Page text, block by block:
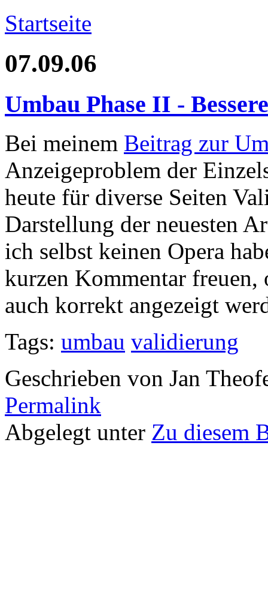
Startseite
07.09.06
Umbau Phase II -
Bei meinem Beitrag zur
Anzeigeproblem der
heute für diverse Seiten
Darstellung der neuesten
ich selbst keinen Opera
kurzen Kommentar
auch korrekt angezeigt
Tags: umbau validierung
Geschrieben von Jan
Permalink
Abgelegt unter Zu diesem